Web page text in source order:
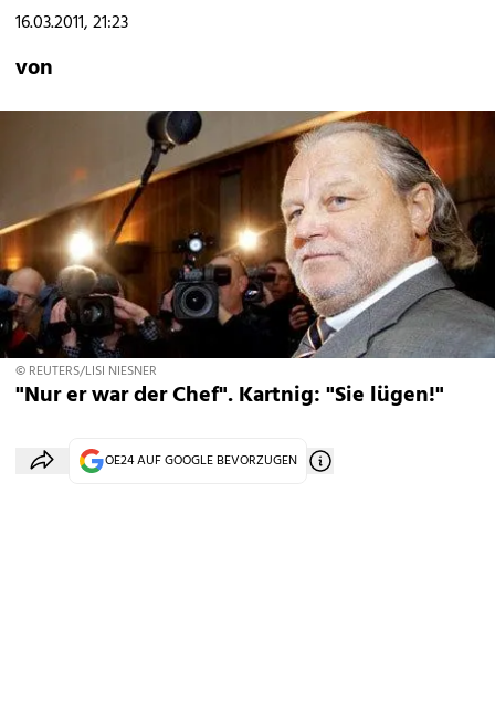
16.03.2011, 21:23
von
© REUTERS/LISI NIESNER
"Nur er war der Chef". Kartnig: "Sie lügen!"
OE24 AUF GOOGLE BEVORZUGEN